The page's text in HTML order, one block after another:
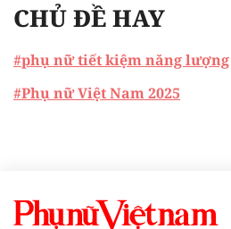
CHỦ ĐỀ HAY
#phụ nữ tiết kiệm năng lượng
#Phụ nữ Việt Nam 2025